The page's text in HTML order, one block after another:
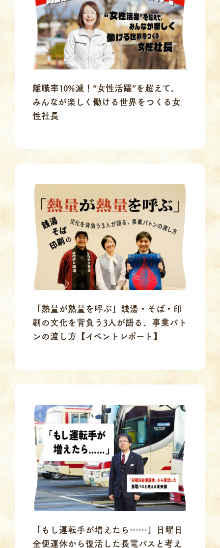
離職率10%減！“女性活躍”を超えて、
みんなが楽しく働ける世界をつくる女
性社長
「熱量が熱量を呼ぶ」銭湯・そば・印
刷の文化を背負う3人が語る、事業バト
ンの渡し方【イベントレポート】
「もし運転手が増えたら……」日曜日
全便運休から復活した長電バスと考え